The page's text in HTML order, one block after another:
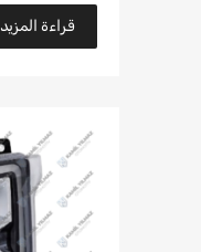
قراءة المزيد